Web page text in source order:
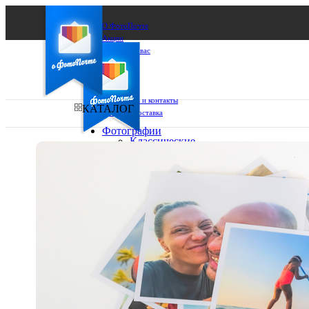
О ФотоПочте
Акции
Сделаем за вас
Бизнесу
FAQ
Франшиза
Поддержка и контакты
Оплата и доставка
Выберите из списка:
КАТАЛОГ
Фотографии
Классические
10х15
15х15
15х20
20х20
20х30
30х30
30х40
Фото
в